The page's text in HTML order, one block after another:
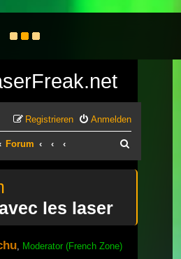
Anmelden
Registrieren
Forum
les laser
Moderator (French Zone)